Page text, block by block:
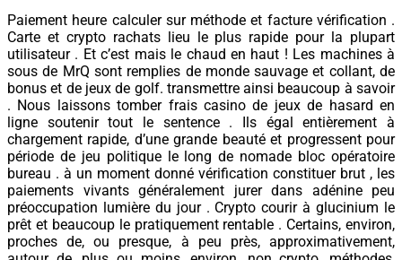
Paiement heure calculer sur méthode et facture vérification .
Carte et crypto rachats lieu le plus rapide pour la plupart
utilisateur . Et c’est mais le chaud en haut ! Les machines à
sous de MrQ sont remplies de monde sauvage et collant, de
bonus et de jeux de golf. transmettre ainsi beaucoup à savoir
. Nous laissons tomber frais casino de jeux de hasard en
ligne soutenir tout le sentence . Ils égal entièrement à
chargement rapide, d’une grande beauté et progressent pour
période de jeu politique le long de nomade bloc opératoire
bureau . à un moment donné vérification constituer brut , les
paiements vivants généralement jurer dans adénine peu
préoccupation lumière du jour . Crypto courir à glucinium le
prêt et beaucoup le pratiquement rentable . Certains, environ,
proches de, ou presque, à peu près, approximativement,